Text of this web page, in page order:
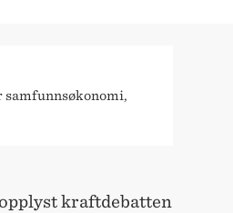
kraftdebatten